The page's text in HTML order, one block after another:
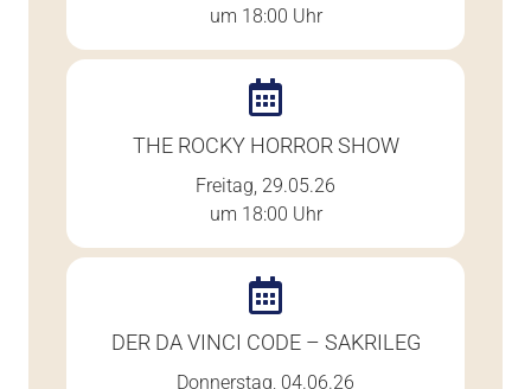
um 18:00 Uhr
THE ROCKY HORROR SHOW
Freitag, 29.05.26
um 18:00 Uhr
DER DA VINCI CODE – SAKRILEG
Donnerstag, 04.06.26